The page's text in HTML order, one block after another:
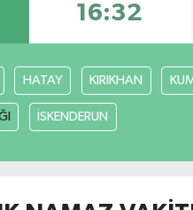
16:32
HATAY KIRIKHAN
İSKENDERUN